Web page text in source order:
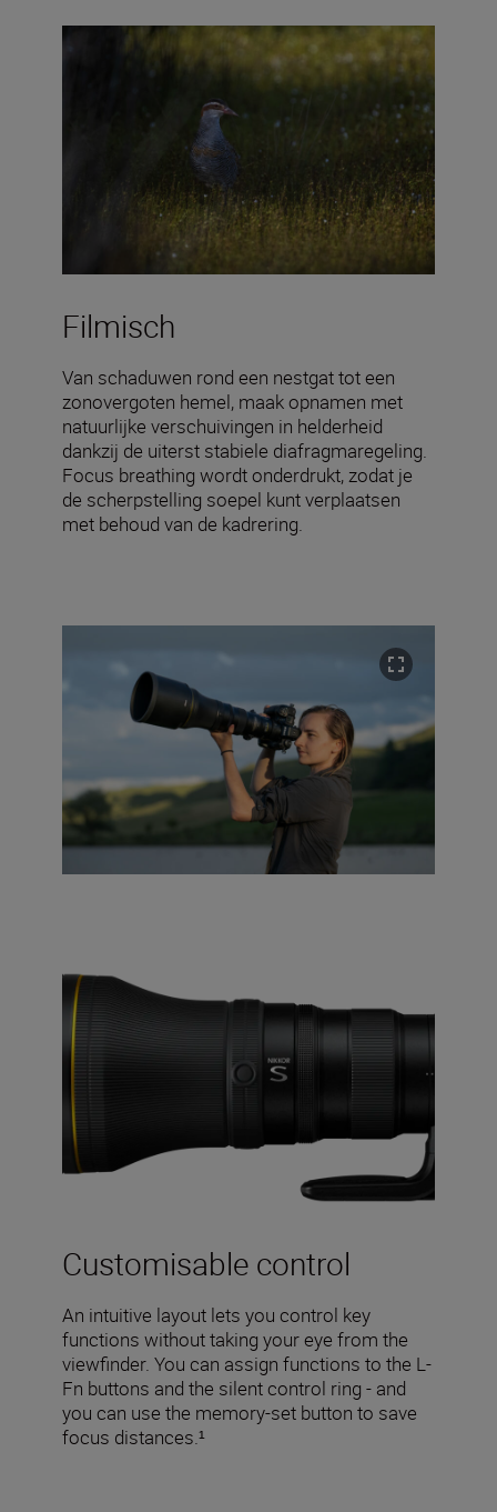
Filmisch
Van schaduwen rond een nestgat tot een
zonovergoten hemel, maak opnamen met
natuurlijke verschuivingen in helderheid
dankzij de uiterst stabiele diafragmaregeling.
Focus breathing wordt onderdrukt, zodat je
de scherpstelling soepel kunt verplaatsen
met behoud van de kadrering.
Customisable control
An intuitive layout lets you control key
functions without taking your eye from the
viewfinder. You can assign functions to the L-
Fn buttons and the silent control ring - and
you can use the memory-set button to save
focus distances.¹